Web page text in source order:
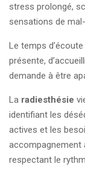
stress prolongé,
sensations de
Le temps
présente,
demande à être
La radiesthésie
identifiant les
actives et les
accompagnement
respectant le